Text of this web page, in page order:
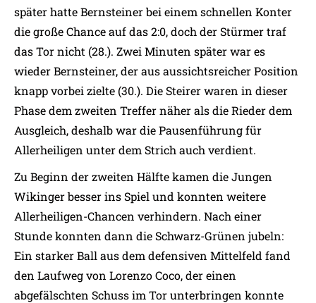
später hatte Bernsteiner bei einem schnellen Konter
die große Chance auf das 2:0, doch der Stürmer traf
das Tor nicht (28.). Zwei Minuten später war es
wieder Bernsteiner, der aus aussichtsreicher Position
knapp vorbei zielte (30.). Die Steirer waren in dieser
Phase dem zweiten Treffer näher als die Rieder dem
Ausgleich, deshalb war die Pausenführung für
Allerheiligen unter dem Strich auch verdient.
Zu Beginn der zweiten Hälfte kamen die Jungen
Wikinger besser ins Spiel und konnten weitere
Allerheiligen-Chancen verhindern. Nach einer
Stunde konnten dann die Schwarz-Grünen jubeln:
Ein starker Ball aus dem defensiven Mittelfeld fand
den Laufweg von Lorenzo Coco, der einen
abgefälschten Schuss im Tor unterbringen konnte